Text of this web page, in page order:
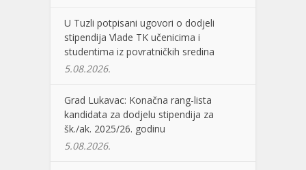
U Tuzli potpisani ugovori o dodjeli
stipendija Vlade TK učenicima i
studentima iz povratničkih sredina
5.08.2026.
Grad Lukavac: Konačna rang-lista
kandidata za dodjelu stipendija za
šk./ak. 2025/26. godinu
5.08.2026.